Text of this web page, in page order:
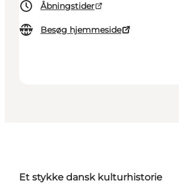
Åbningstider
Besøg hjemmeside
Et stykke dansk kulturhistorie